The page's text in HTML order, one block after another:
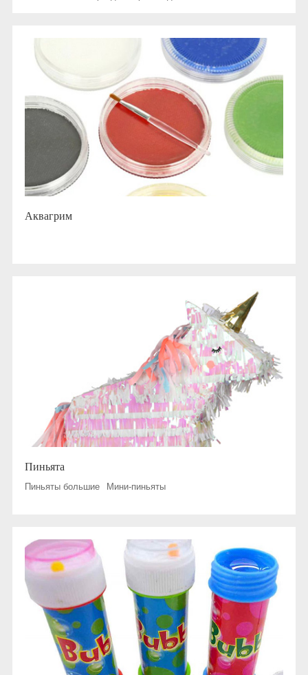
Аквагрим
Пиньята
Пиньяты большие Мини-пиньяты